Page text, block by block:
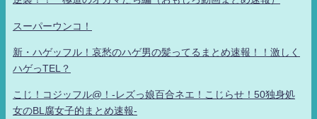
スーパーウンコ！
新・ハゲッフル！哀愁のハゲ男の髪ってるまとめ速報！！激しく
ハゲっTEL？
こじ！コジッフル@！-レズっ娘百合ネエ！こじらせ！50独身処
女のBL腐女子的まとめ速報-